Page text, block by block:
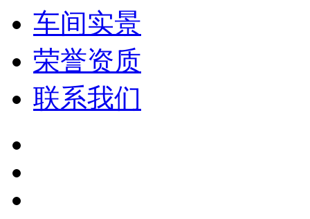
车间实景
荣誉资质
联系我们